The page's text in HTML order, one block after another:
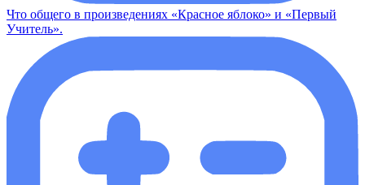
Что общего в произведениях «Красное яблоко» и «Первый
Учитель».